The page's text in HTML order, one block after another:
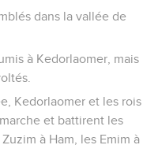
dans la vallée de
à Kedorlaomer, mais
Kedorlaomer et les rois
et battirent les
à Ham, les Emim à